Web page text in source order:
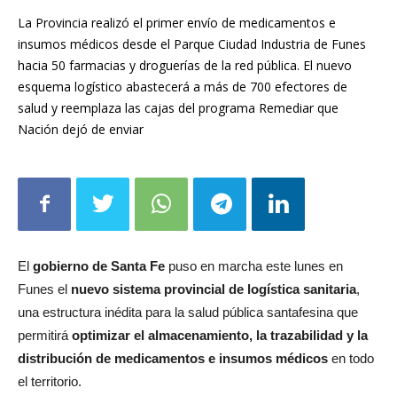
La Provincia realizó el primer envío de medicamentos e
insumos médicos desde el Parque Ciudad Industria de Funes
hacia 50 farmacias y droguerías de la red pública. El nuevo
esquema logístico abastecerá a más de 700 efectores de
salud y reemplaza las cajas del programa Remediar que
Nación dejó de enviar
El gobierno de Santa Fe puso en marcha este lunes en
Funes el nuevo sistema provincial de logística sanitaria,
una estructura inédita para la salud pública santafesina que
permitirá optimizar el almacenamiento, la trazabilidad y la
distribución de medicamentos e insumos médicos en todo
el territorio.